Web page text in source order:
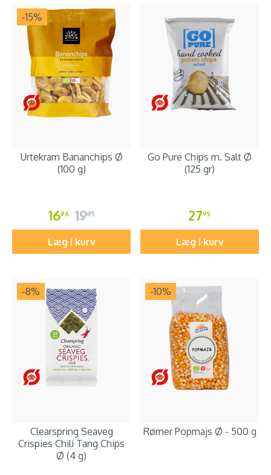
-15%
Urtekram Bananchips Ø
(100 g)
1696 1995
Læg i kurv
Go Pure Chips m. Salt Ø
(125 gr)
2795
Læg i kurv
-8%
Clearspring Seaveg
Crispies Chili Tang Chips
Ø (4 g)
-10%
Rømer Popmajs Ø - 500 g